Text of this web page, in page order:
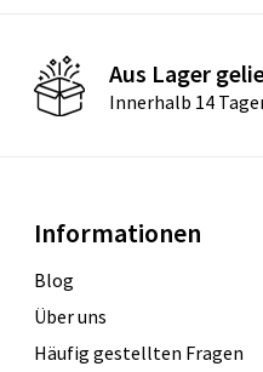
Aus Lager
Innerhalb 14
Informationen
Blog
Über uns
Häufig gestellten Fragen